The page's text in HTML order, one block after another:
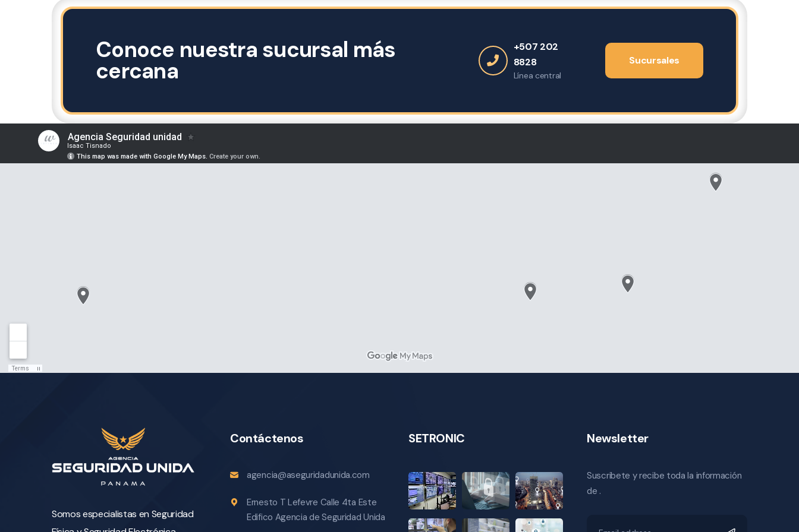
Conoce nuestra sucursal más
cercana
+507 202
8828
Línea central
Sucursales
Somos especialistas en Seguridad
Contáctenos
agencia@aseguridadunida.com
Ernesto T Lefevre Calle 4ta Este
Edifico Agencia de Seguridad Unida
SETRONIC Newsletter
Suscribete y recibe toda la información
de .